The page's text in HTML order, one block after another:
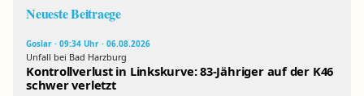
Neueste Beitraege
Goslar · 09:34 Uhr · 06.08.2026
Unfall bei Bad Harzburg
Kontrollverlust in Linkskurve: 83-Jähriger auf der K46
schwer verletzt